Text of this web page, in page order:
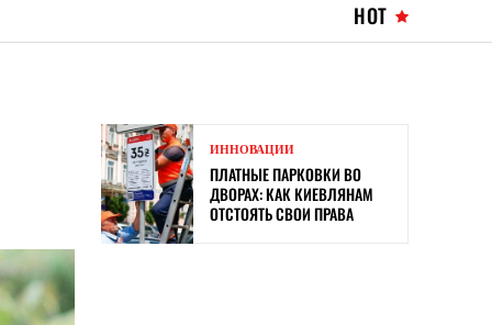
HOT
ИННОВАЦИИ
ПЛАТНЫЕ ПАРКОВКИ ВО
ДВОРАХ: КАК КИЕВЛЯНАМ
ОТСТОЯТЬ СВОИ ПРАВА